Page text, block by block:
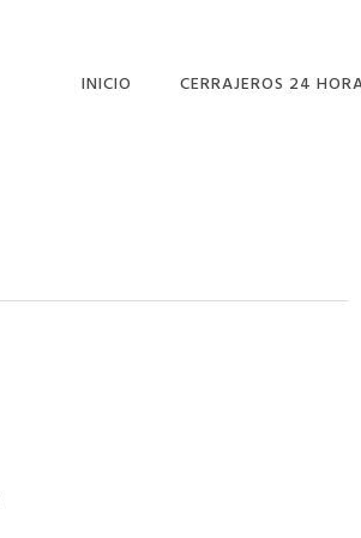
INICIO CERRAJEROS 24
GUARDAMAR DEL